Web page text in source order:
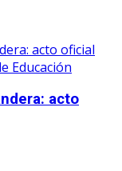
acto